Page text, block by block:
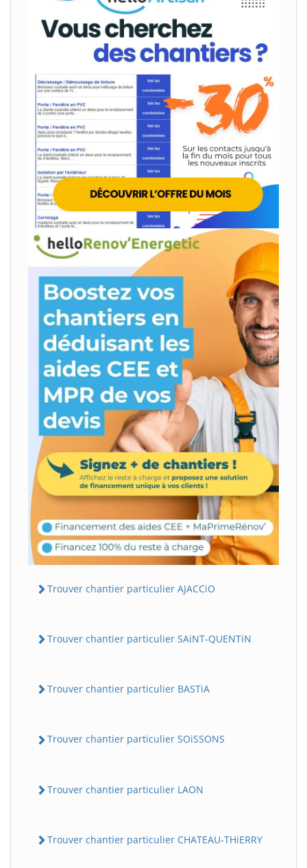
Trouver chantier particulier AJACCiO
Trouver chantier particulier SAiNT-QUENTiN
Trouver chantier particulier BASTiA
Trouver chantier particulier SOiSSONS
Trouver chantier particulier LAON
Trouver chantier particulier CHATEAU-THiERRY